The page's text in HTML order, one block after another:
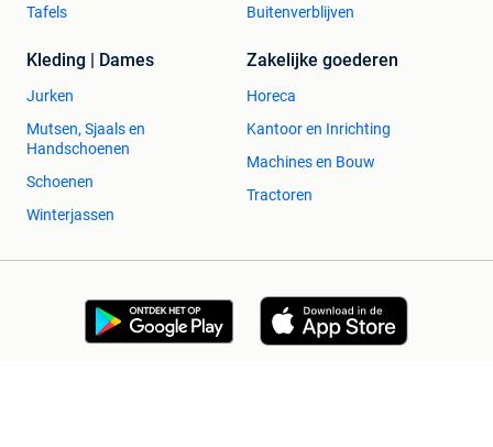
Tafels
Buitenverblijven
Kleding | Dames
Jurken
Mutsen, Sjaals en
Handschoenen
Schoenen
Winterjassen
Zakelijke goederen
Horeca
Kantoor en Inrichting
Machines en Bouw
Tractoren